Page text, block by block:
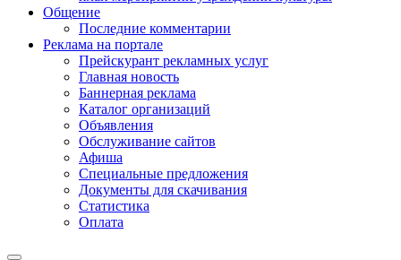
Общение
Последние комментарии
Реклама на портале
Прейскурант рекламных услуг
Главная новость
Баннерная реклама
Каталог организаций
Объявления
Обслуживание сайтов
Афиша
Специальные предложения
Документы для скачивания
Статистика
Оплата